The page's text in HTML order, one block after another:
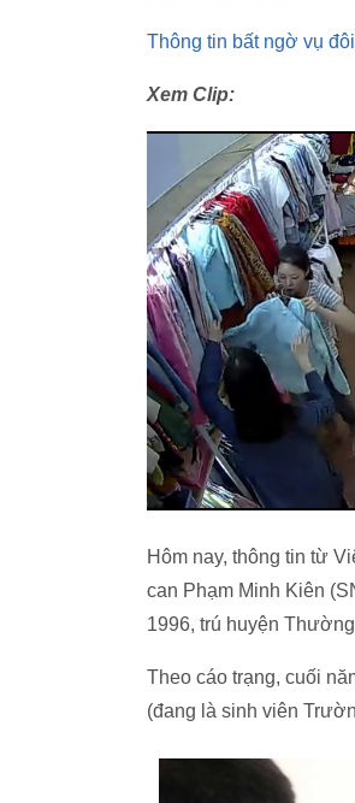
Thông tin bất ngờ vụ
Xem Clip:
Hôm nay, thông tin từ
can Phạm Minh Kiên
1996, trú huyện
Theo cáo trạng, cuối
(đang là sinh viên